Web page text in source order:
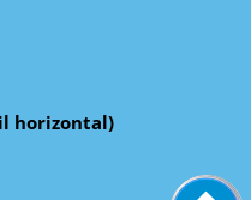
horizontal)